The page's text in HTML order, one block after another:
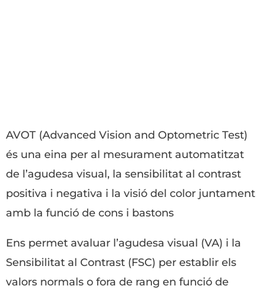
AVOT (Advanced Vision and Optometric Test)
és una eina per al mesurament automatitzat
de l’agudesa visual, la sensibilitat al contrast
positiva i negativa i la visió del color juntament
amb la funció de cons i bastons
Ens permet avaluar l’agudesa visual (VA) i la
Sensibilitat al Contrast (FSC) per establir els
valors normals o fora de rang en funció de